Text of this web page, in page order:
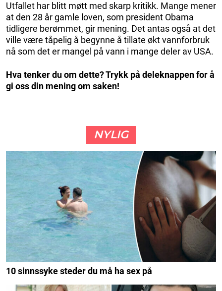
Utfallet har blitt møtt med skarp kritikk. Mange mener
at den 28 år gamle loven, som president Obama
tidligere berømmet, gir mening. Det antas også at det
ville være tåpelig å begynne å tillate økt vannforbruk
nå som det er mangel på vann i mange deler av USA.
Hva tenker du om dette? Trykk på deleknappen for å
gi oss din mening om saken!
NYLIG
10 sinnssyke steder du må ha sex på